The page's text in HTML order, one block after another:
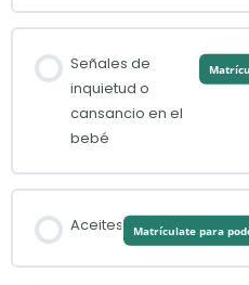
Señales de
inquietud o
cansancio en el
bebé
Aceites Matrículate para